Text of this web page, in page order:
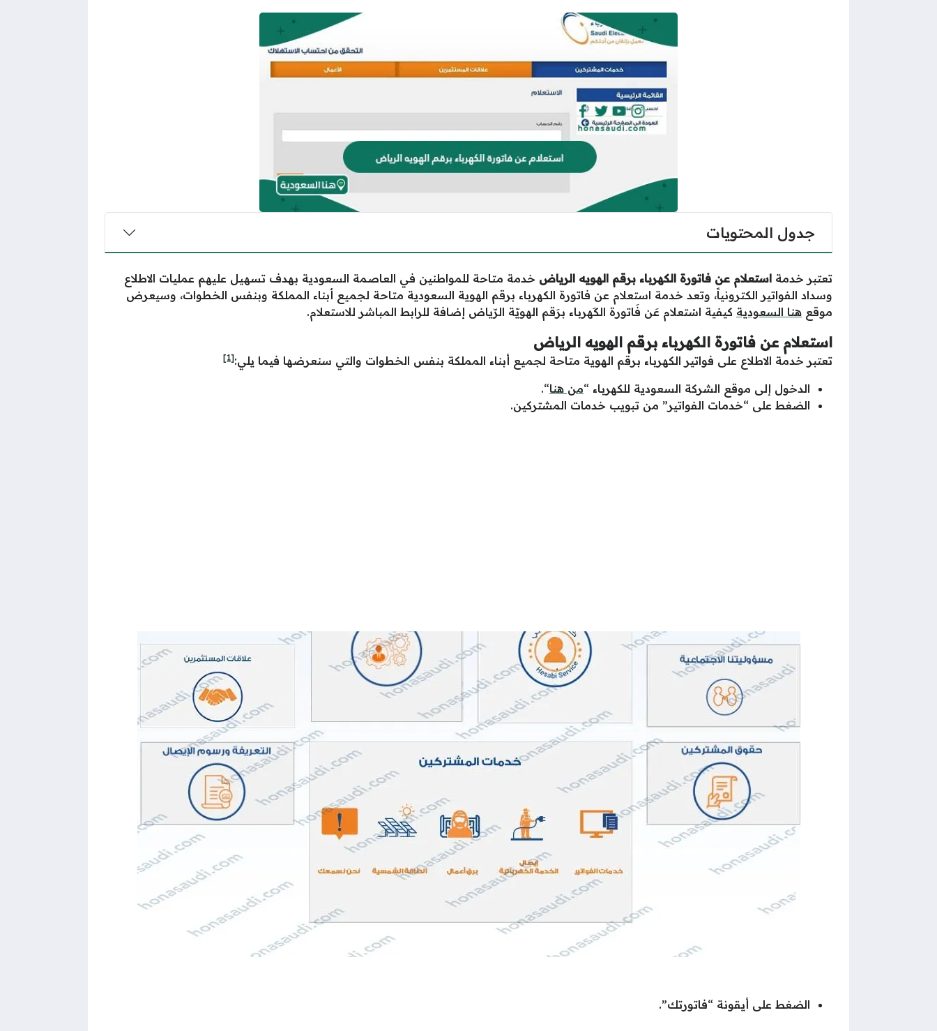
جدول المحتويات
تعتبر خدمة استعلام عن فاتورة الكهرباء برقم الهويه الرياض خدمة متاحة للمواطنين في العاصمة السعودية بهدف تسهيل عليهم عمليات الاطلاع
وسداد الفواتير الكترونياً، وتعد خدمة استعلام عن فاتورة الكهرباء برقم الهوية السعودية متاحة لجميع أبناء المملكة وبنفس الخطوات، وسيعرض
موقع هنا السعودية كيفية اسْتعلام عَن فَاتورة الكَهرباء برَقم الهويّة الرّياض إضافة للرابط المباشر للاستعلام.
استعلام عن فاتورة الكهرباء برقم الهويه الرياض
تعتبر خدمة الاطلاع على فواتير الكهرباء برقم الهوية متاحة لجميع أبناء المملكة بنفس الخطوات والتي سنعرضها فيما يلي:[1]
الدخول إلى موقع الشركة السعودية للكهرباء “من هنا“.
الضغط على “خدمات الفواتير” من تبويب خدمات المشتركين.
الضغط على أيقونة “فاتورتك”.